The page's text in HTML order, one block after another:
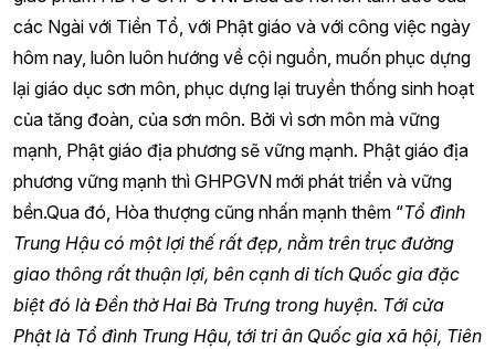
các Ngài với Tiền Tổ, với Phật giáo và với công việc ngày
hôm nay, luôn luôn hướng về cội nguồn, muốn phục dựng
lại giáo dục sơn môn, phục dựng lại truyền thống sinh hoạt
của tăng đoàn, của sơn môn. Bởi vì sơn môn mà vững
mạnh, Phật giáo địa phương sẽ vững mạnh. Phật giáo địa
phương vững mạnh thì GHPGVN mới phát triển và vững
bền.Qua đó, Hòa thượng cũng nhấn mạnh thêm “Tổ đình
Trung Hậu có một lợi thế rất đẹp, nằm trên trục đường
giao thông rất thuận lợi, bên cạnh di tích Quốc gia đặc
biệt đó là Đền thờ Hai Bà Trưng trong huyện. Tới cửa
Phật là Tổ đình Trung Hậu, tới tri ân Quốc gia xã hội, Tiên